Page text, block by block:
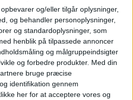
opbevarer og/eller tilgår oplysninger,
og behandler personoplysninger,
og standardoplysninger, som
henblik på tilpassede annoncer
og målgruppeindsigter
og forbedre produkter. Med din
bruge præcise
identifikation gennem
her for at acceptere vores og
efter